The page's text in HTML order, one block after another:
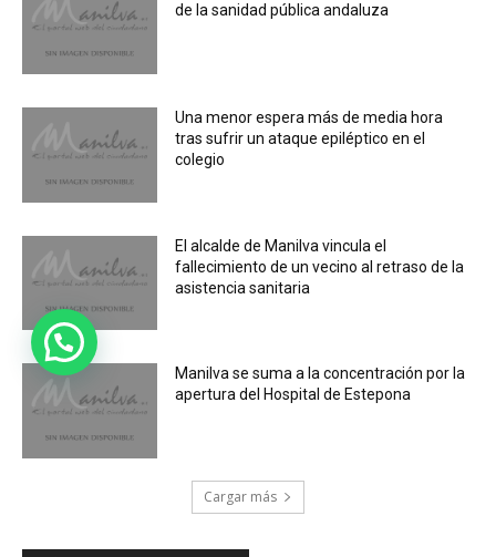
de la sanidad pública andaluza
Una menor espera más de media hora
tras sufrir un ataque epiléptico en el
colegio
El alcalde de Manilva vincula el
fallecimiento de un vecino al retraso de la
asistencia sanitaria
Manilva se suma a la concentración por la
apertura del Hospital de Estepona
Cargar más